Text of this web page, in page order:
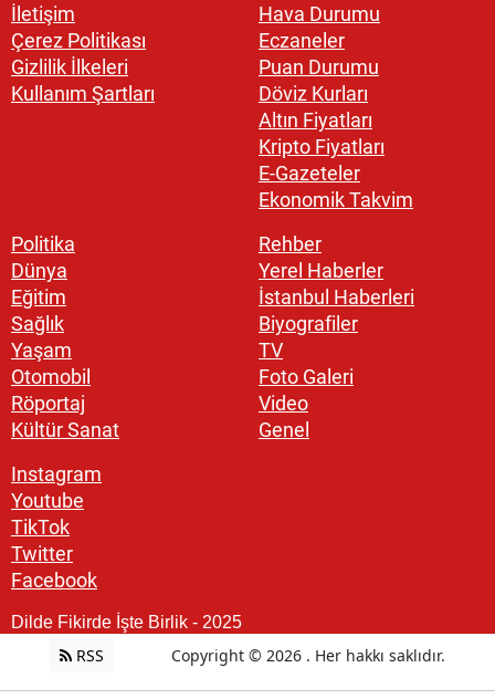
İletişim
Çerez Politikası
Gizlilik İlkeleri
Kullanım Şartları
Hava Durumu
Eczaneler
Puan Durumu
Döviz Kurları
Altın Fiyatları
Kripto Fiyatları
E-Gazeteler
Ekonomik Takvim
Politika
Dünya
Eğitim
Sağlık
Yaşam
Otomobil
Röportaj
Kültür Sanat
Rehber
Yerel Haberler
İstanbul Haberleri
Biyografiler
TV
Foto Galeri
Video
Genel
Instagram
Youtube
TikTok
Twitter
Facebook
Dilde Fikirde İşte Birlik - 2025
RSS Copyright © 2026 . Her hakkı saklıdır.